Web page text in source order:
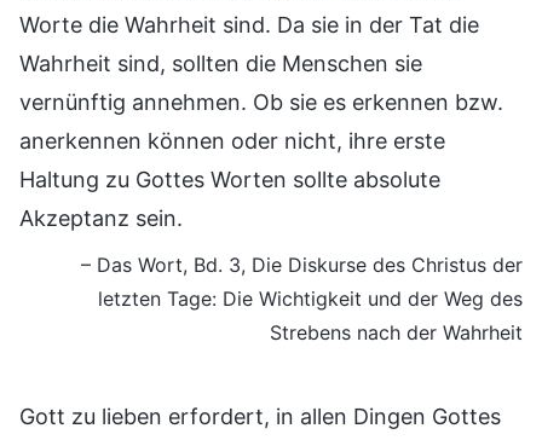
Worte die Wahrheit sind. Da sie in der Tat die
Wahrheit sind, sollten die Menschen sie
vernünftig annehmen. Ob sie es erkennen bzw.
anerkennen können oder nicht, ihre erste
Haltung zu Gottes Worten sollte absolute
Akzeptanz sein.
– Das Wort, Bd. 3, Die Diskurse des Christus der
letzten Tage: Die Wichtigkeit und der Weg des
Strebens nach der Wahrheit
Gott zu lieben erfordert, in allen Dingen Gottes